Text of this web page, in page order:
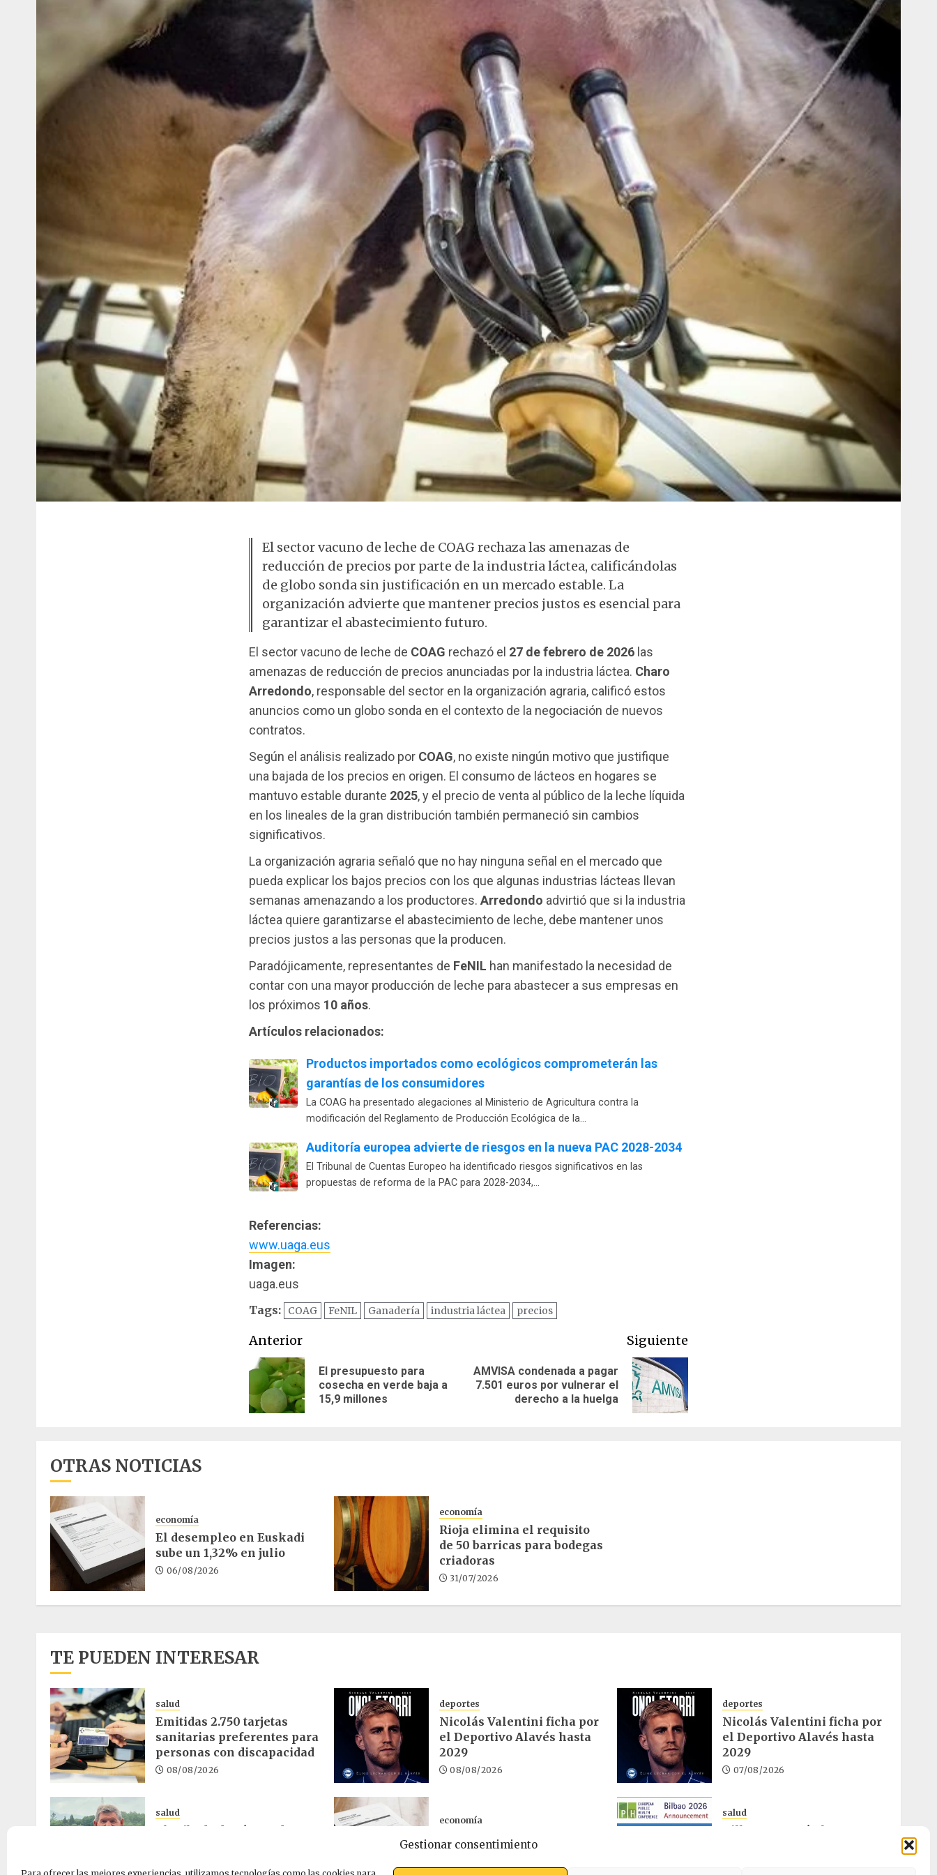
Gestionar consentimiento
El sector vacuno de leche de COAG rechaza las amenazas de
reducción de precios por parte de la industria láctea, calificándolas
de globo sonda sin justificación en un mercado estable. La
organización advierte que mantener precios justos es esencial para
garantizar el abastecimiento futuro.
El sector vacuno de leche de COAG rechazó el 27 de febrero de 2026 las
amenazas de reducción de precios anunciadas por la industria láctea. Charo
Arredondo, responsable del sector en la organización agraria, calificó estos
anuncios como un globo sonda en el contexto de la negociación de nuevos
contratos.
Según el análisis realizado por COAG, no existe ningún motivo que justifique
una bajada de los precios en origen. El consumo de lácteos en hogares se
mantuvo estable durante 2025, y el precio de venta al público de la leche líquida
en los lineales de la gran distribución también permaneció sin cambios
significativos.
La organización agraria señaló que no hay ninguna señal en el mercado que
pueda explicar los bajos precios con los que algunas industrias lácteas llevan
semanas amenazando a los productores. Arredondo advirtió que si la industria
láctea quiere garantizarse el abastecimiento de leche, debe mantener unos
precios justos a las personas que la producen.
Paradójicamente, representantes de FeNIL han manifestado la necesidad de
contar con una mayor producción de leche para abastecer a sus empresas en
los próximos 10 años.
Artículos relacionados:
Productos importados como ecológicos comprometerán las
garantías de los consumidores
La COAG ha presentado alegaciones al Ministerio de Agricultura contra la
modificación del Reglamento de Producción Ecológica de la…
Auditoría europea advierte de riesgos en la nueva PAC 2028-2034
El Tribunal de Cuentas Europeo ha identificado riesgos significativos en las
propuestas de reforma de la PAC para 2028-2034,…
Referencias:
www.uaga.eus
Imagen:
uaga.eus
Tags: COAG FeNIL Ganadería industria láctea precios
Navegación
de
entradas
Anterior
Entrada
anterior:
El presupuesto para
cosecha en verde baja a
15,9 millones
Siguiente
Siguiente
entrada:
AMVISA condenada a pagar
7.501 euros por vulnerar el
derecho a la huelga
OTRAS NOTICIAS
economía
El desempleo en Euskadi
sube un 1,32% en julio
06/08/2026
economía
Rioja elimina el requisito
de 50 barricas para bodegas
criadoras
31/07/2026
TE PUEDEN INTERESAR
salud
Emitidas 2.750 tarjetas
sanitarias preferentes para
personas con discapacidad
08/08/2026
deportes
Nicolás Valentini ficha por
el Deportivo Alavés hasta
2029
08/08/2026
deportes
Nicolás Valentini ficha por
el Deportivo Alavés hasta
2029
07/08/2026
salud
El cribado de cáncer de
economía
El desempleo en Euskadi
sube un 1,32% en julio
06/08/2026
salud
Bilbao acogerá el mayor